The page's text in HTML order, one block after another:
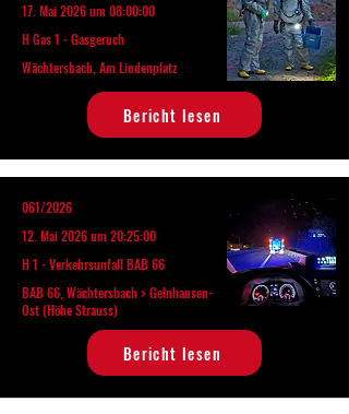
17. Mai 2026 um 08:00:00
H Gas 1 - Gasgeruch
Wächtersbach, Am Lindenplatz
Bericht lesen
061/2026
12. Mai 2026 um 20:25:00
H 1 - Verkehrsunfall BAB 66
BAB 66, Wächtersbach > Gelnhausen-
Ost (Höhe Strauss)
Bericht lesen